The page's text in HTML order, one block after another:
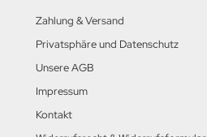
Zahlung & Versand
Privatsphäre und Datenschutz
Unsere AGB
Impressum
Kontakt